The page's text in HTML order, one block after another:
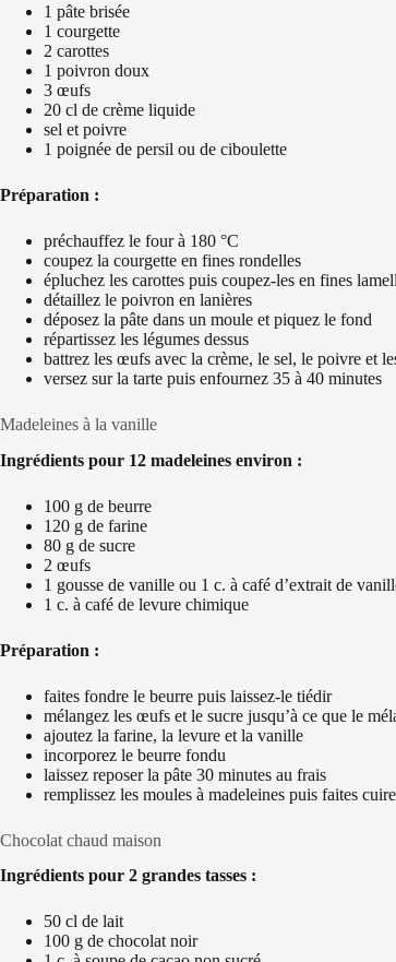
1 pâte brisée
1 courgette
2 carottes
1 poivron doux
3 œufs
20 cl de crème liquide
sel et poivre
1 poignée de persil ou de ciboulette
Préparation :
préchauffez le four à 180 °C
coupez la courgette en fines rondelles
épluchez les carottes puis coupez-les en fines
détaillez le poivron en lanières
déposez la pâte dans un moule et piquez le fond
répartissez les légumes dessus
battrez les œufs avec la crème, le sel, le poivre et
versez sur la tarte puis enfournez 35 à 40 minutes
Madeleines à la vanille
Ingrédients pour 12 madeleines environ :
100 g de beurre
120 g de farine
80 g de sucre
2 œufs
1 gousse de vanille ou 1 c. à café d’extrait de
1 c. à café de levure chimique
Préparation :
faites fondre le beurre puis laissez-le tiédir
mélangez les œufs et le sucre jusqu’à ce que le
ajoutez la farine, la levure et la vanille
incorporez le beurre fondu
laissez reposer la pâte 30 minutes au frais
remplissez les moules à madeleines puis faites
Chocolat chaud maison
Ingrédients pour 2 grandes tasses :
50 cl de lait
100 g de chocolat noir